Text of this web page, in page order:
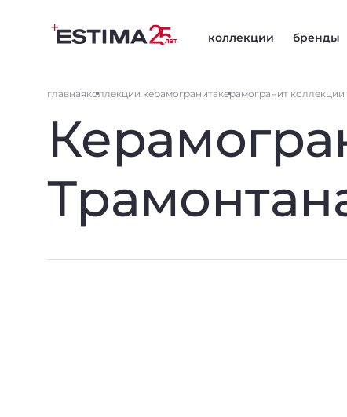
коллекции бренды
главнаяколлекции керамогранитакерамогранит коллекции